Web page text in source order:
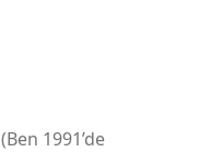
1991’de